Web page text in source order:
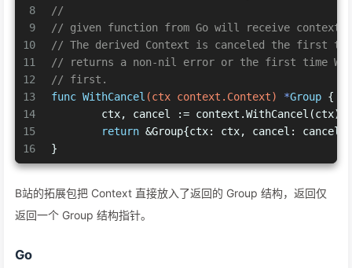
8
9
10
11
12
13
14
15
16
//
// given function from Go will receive context
// The derived Context is canceled the first
// returns a non-nil error or the first time
// first.
func WithCancel (ctx context.Context) *Group {
	ctx, cancel := context.WithCancel(ctx)
return &Group{ctx: ctx, cancel: cancel}
}
B站的拓展包把 Context 直接放入了返回的 Group 结构，返回仅
返回一个 Group 结构指针。
Go